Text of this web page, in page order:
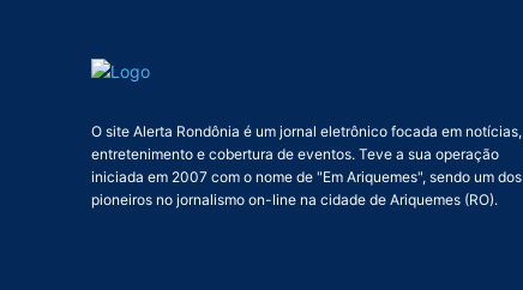
O site Alerta Rondônia é um jornal eletrônico focada em notícias,
entretenimento e cobertura de eventos. Teve a sua operação
iniciada em 2007 com o nome de "Em Ariquemes", sendo um dos
pioneiros no jornalismo on-line na cidade de Ariquemes (RO).